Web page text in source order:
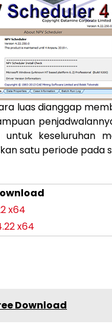
luas dianggap
keseluruhan
satu periode pada
x64
x64
Download